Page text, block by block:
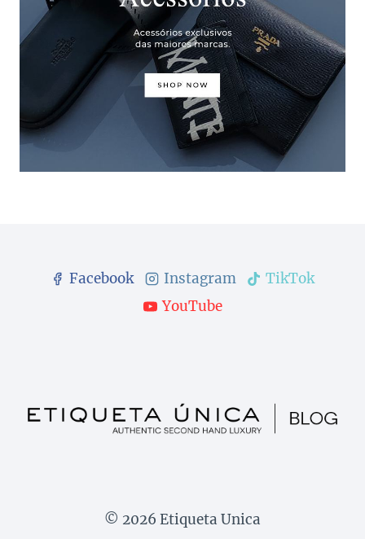
Facebook Instagram
TikTok
YouTube
© 2026 Etiqueta Unica